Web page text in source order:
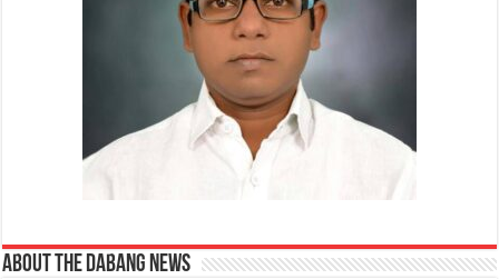
About The Dabang News